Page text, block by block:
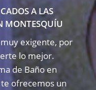
A LAS
MONTESQUÍU
exigente, por
lo mejor.
de Baño en
ofrecemos un